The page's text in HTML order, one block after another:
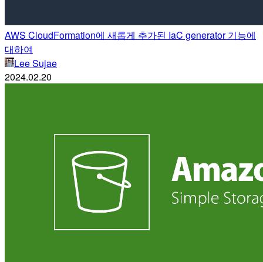
AWS CloudFormation에 새롭게 추가된 IaC generator 기능에
대하여
Lee Sujae
2024.02.20